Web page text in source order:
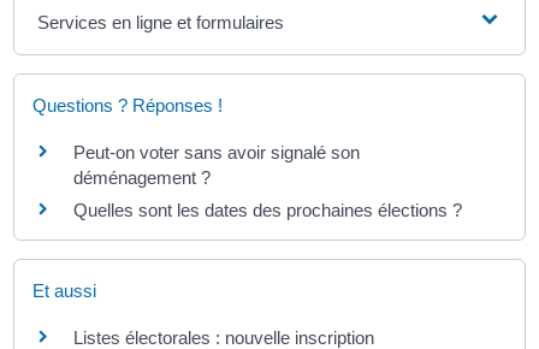
Services en ligne et formulaires
Questions ? Réponses !
Peut-on voter sans avoir signalé son
déménagement ?
Quelles sont les dates des prochaines élections ?
Et aussi
Listes électorales : nouvelle inscription